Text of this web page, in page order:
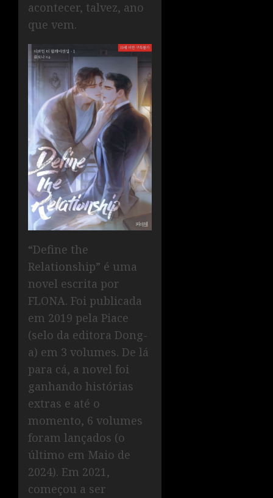
acontecer, talvez, ano
que vem.
“Define the
Relationship” é uma
novel escrita por
FLONA. Foi publicada
em 2019 pela Piace
(selo da editora Dong-
a) em 3 volumes. De lá
para cá, a novel foi
ganhando histórias
extras e até o
momento, 6 volumes
foram lançados (o
último em Maio de
2024). Em 2021,
começou a ser